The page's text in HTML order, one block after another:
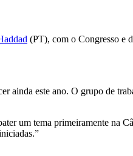
(PT), com o Congresso e
ainda este ano. O grupo de
um tema primeiramente na